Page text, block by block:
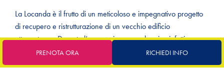
PRENOTA ORA RICHIEDI INFO
La Locanda è il frutto di un meticoloso e impegnativo progetto
di recupero e ristrutturazione di un vecchio edificio
ottocentesco. Durante l’occupazione napoleonica infatti
l’edificio venne adibito ad alloggi e occupato dasalinari
provenienti daMarsigliache, per volere di Napoleone